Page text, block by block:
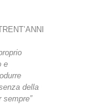
e
della